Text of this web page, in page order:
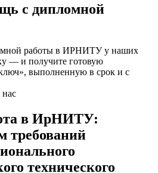
с дипломной
работы в ИРНИТУ у наших
— и получите готовую
выполненную в срок и с
в ИрНИТУ:
требований
технического